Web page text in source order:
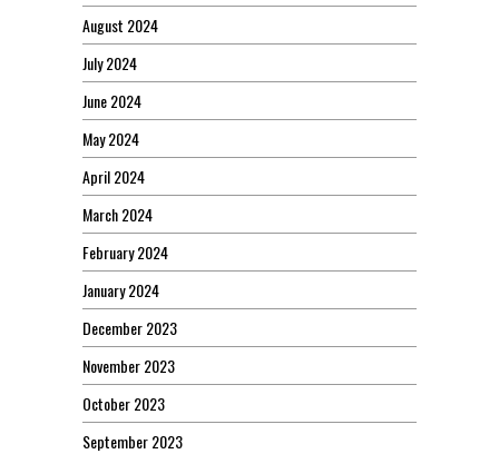
August 2024
July 2024
June 2024
May 2024
April 2024
March 2024
February 2024
January 2024
December 2023
November 2023
October 2023
September 2023